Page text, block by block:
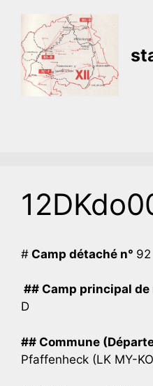
contenu
# Camp détaché n° 92
## Camp principal
D
## Commune
Pfaffenheck (LK MY-